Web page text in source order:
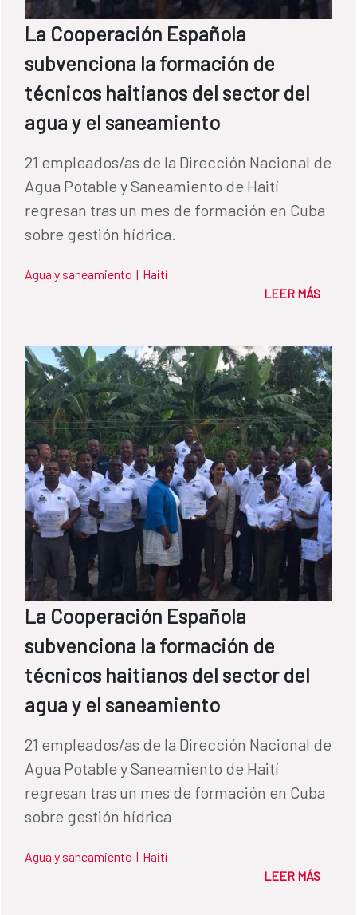
La Cooperación Española
subvenciona la formación de
técnicos haitianos del sector del
agua y el saneamiento
21 empleados/as de la Dirección Nacional de
Agua Potable y Saneamiento de Haití
regresan tras un mes de formación en Cuba
sobre gestión hídrica.
Agua y saneamiento | Haití
LEER MÁS
La Cooperación Española
subvenciona la formación de
técnicos haitianos del sector del
agua y el saneamiento
21 empleados/as de la Dirección Nacional de
Agua Potable y Saneamiento de Haití
regresan tras un mes de formación en Cuba
sobre gestión hídrica
Agua y saneamiento | Haití
LEER MÁS